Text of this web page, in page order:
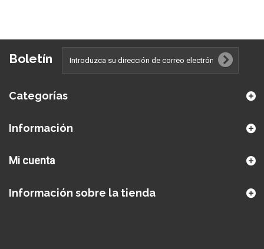
Boletín
Categorías
Información
Mi cuenta
Información sobre la tienda